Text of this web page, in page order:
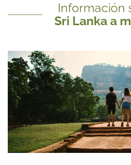
Información
Sri Lanka a